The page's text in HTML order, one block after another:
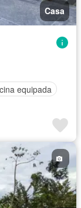
Casa
equipada